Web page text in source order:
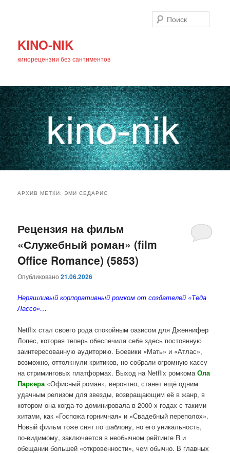
KINO-NIK
кинорецензии без сантиментов
основному
содержимому
дополнительному
содержимому
АРХИВ МЕТКИ:ЭМИ СЕДАРИС
Рецензия на фильм
«Служебный роман» (film
Office Romance) (5853)
Опубликовано21.06.2026
Неряшливый корпоративный ромком от создателей «Теда
Лассо»…
Netflix стал своего рода спокойным оазисом для Дженнифер
Лопес, которая теперь обеспечила себе здесь постоянную
заинтересованную аудиторию. Боевики «Мать» и «Атлас»,
возможно, оттолкнули критиков, но собрали огромную кассу
на стриминговых платформах. Выход на Netflix ромкомаОла
Паркера«Офисный роман», вероятно, станет ещё одним
удачным релизом для звезды, возвращающим её в жанр, в
котором она когда-то доминировала в 2000-х годах с такими
хитами, как «Госпожа горничная» и «Свадебный переполох».
Новый фильм тоже снят по шаблону, но его уникальность,
по-видимому, заключается в необычном рейтинге R и
обещании большей «откровенности», чем обычно. В главных